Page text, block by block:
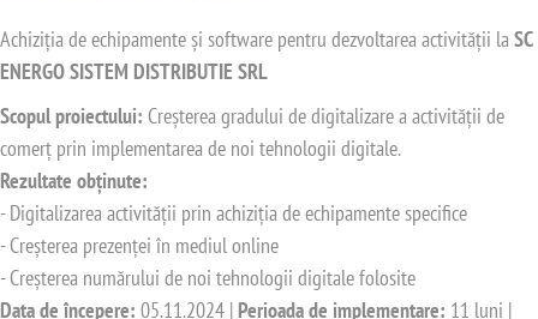
Achiziția de echipamente și software pentru dezvoltarea activității laSC
ENERGO SISTEM DISTRIBUTIE SRL
Scopul proiectului: Creșterea gradului de digitalizare a activității de
comerț prin implementarea de noi tehnologii digitale.
Rezultate obținute:
- Digitalizarea activității prin achiziția de echipamente specifice
- Creșterea prezenței în mediul online
- Creșterea numărului de noi tehnologii digitale folosite
Data de începere: 05.11.2024 | Perioada de implementare: 11 luni |